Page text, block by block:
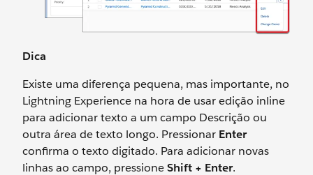
Dica
Existe uma diferença pequena, mas importante, no
Lightning Experience na hora de usar edição inline
para adicionar texto a um campo Descrição ou
outra área de texto longo. Pressionar Enter
confirma o texto digitado. Para adicionar novas
linhas ao campo, pressioneShift + Enter.